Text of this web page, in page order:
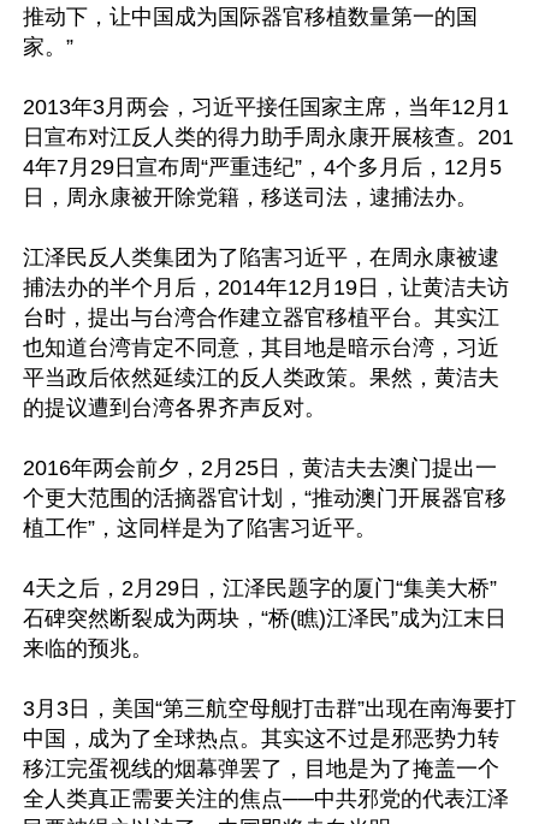
推动下，让中国成为国际器官移植数量第一的国
家。”
2013年3月两会，习近平接任国家主席，当年12月1
日宣布对江反人类的得力助手周永康开展核查。201
4年7月29日宣布周“严重违纪”，4个多月后，12月5
日，周永康被开除党籍，移送司法，逮捕法办。
江泽民反人类集团为了陷害习近平，在周永康被逮
捕法办的半个月后，2014年12月19日，让黄洁夫访
台时，提出与台湾合作建立器官移植平台。其实江
也知道台湾肯定不同意，其目地是暗示台湾，习近
平当政后依然延续江的反人类政策。果然，黄洁夫
的提议遭到台湾各界齐声反对。
2016年两会前夕，2月25日，黄洁夫去澳门提出一
个更大范围的活摘器官计划，“推动澳门开展器官移
植工作”，这同样是为了陷害习近平。
4天之后，2月29日，江泽民题字的厦门“集美大桥”
石碑突然断裂成为两块，“桥(瞧)江泽民”成为江末日
来临的预兆。
3月3日，美国“第三航空母舰打击群”出现在南海要打
中国，成为了全球热点。其实这不过是邪恶势力转
移江完蛋视线的烟幕弹罢了，目地是为了掩盖一个
全人类真正需要关注的焦点──中共邪党的代表江泽